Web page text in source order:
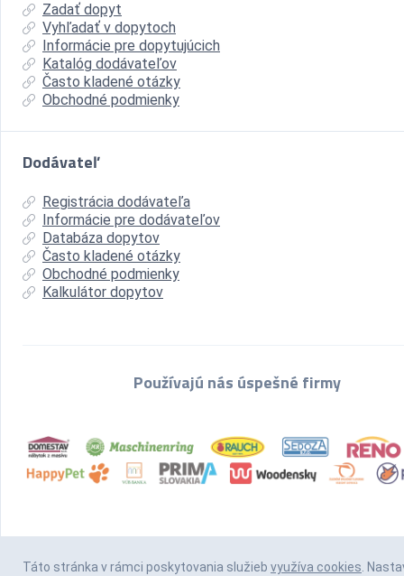
Zadať dopyt
Vyhľadať v dopytoch
Informácie pre dopytujúcich
Katalóg dodávateľov
Často kladené otázky
Obchodné podmienky
Dodávateľ
Registrácia dodávateľa
Informácie pre dodávateľov
Databáza dopytov
Často kladené otázky
Obchodné podmienky
Kalkulátor dopytov
Používajú nás úspešné firmy
Táto stránka v rámci poskytovania služieb využíva cookies.